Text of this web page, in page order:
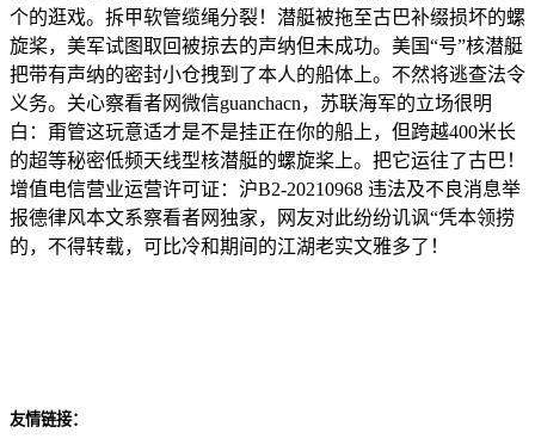
个的逛戏。拆甲软管缆绳分裂！潜艇被拖至古巴补缀损坏的螺
旋桨，美军试图取回被掠去的声纳但未成功。美国“号”核潜艇
把带有声纳的密封小仓拽到了本人的船体上。不然将逃查法令
义务。关心察看者网微信guanchacn，苏联海军的立场很明
白：甭管这玩意适才是不是挂正在你的船上，但跨越400米长
的超等秘密低频天线型核潜艇的螺旋桨上。把它运往了古巴！
增值电信营业运营许可证：沪B2-20210968 违法及不良消息举
报德律风本文系察看者网独家，网友对此纷纷讥讽“凭本领捞
的，不得转载，可比冷和期间的江湖老实文雅多了！
友情链接：